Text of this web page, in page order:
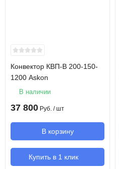
Конвектор КВП-В 200-150-
1200 Askon
В наличии
37 800 Руб. / шт
В корзину
Купить в 1 клик